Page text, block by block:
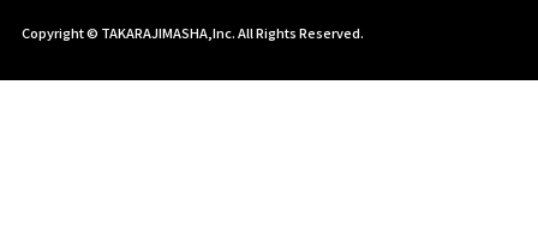
Copyright © TAKARAJIMASHA,Inc. All Rights Reserved.